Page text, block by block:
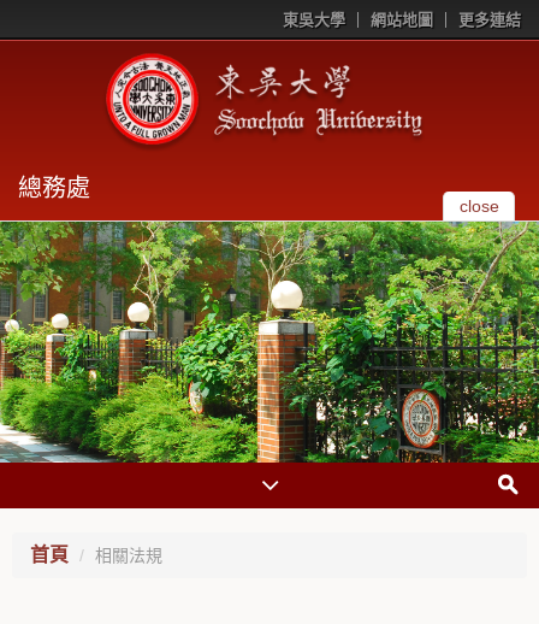
東吳大學 網站地圖 更多連結
總務處
close
首頁 相關法規